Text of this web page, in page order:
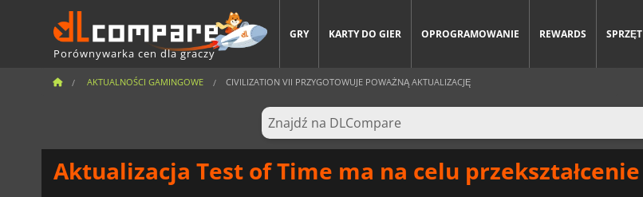
Porównywarka cen dla graczy
GRY KARTY DO GIER OPROGRAMOWANIE REWARDS
AKTUALNOŚCI GAMINGOWE CIVILIZATION VII PRZYGOTOWUJE POWAŻNĄ AKTUALIZACJĘ
Aktualizacja Test of Time ma na celu